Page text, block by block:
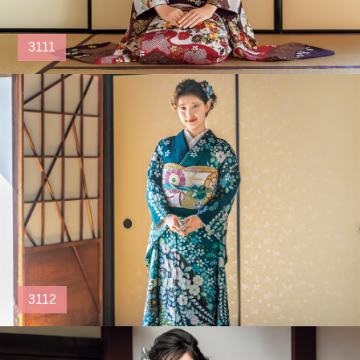
3111
3112